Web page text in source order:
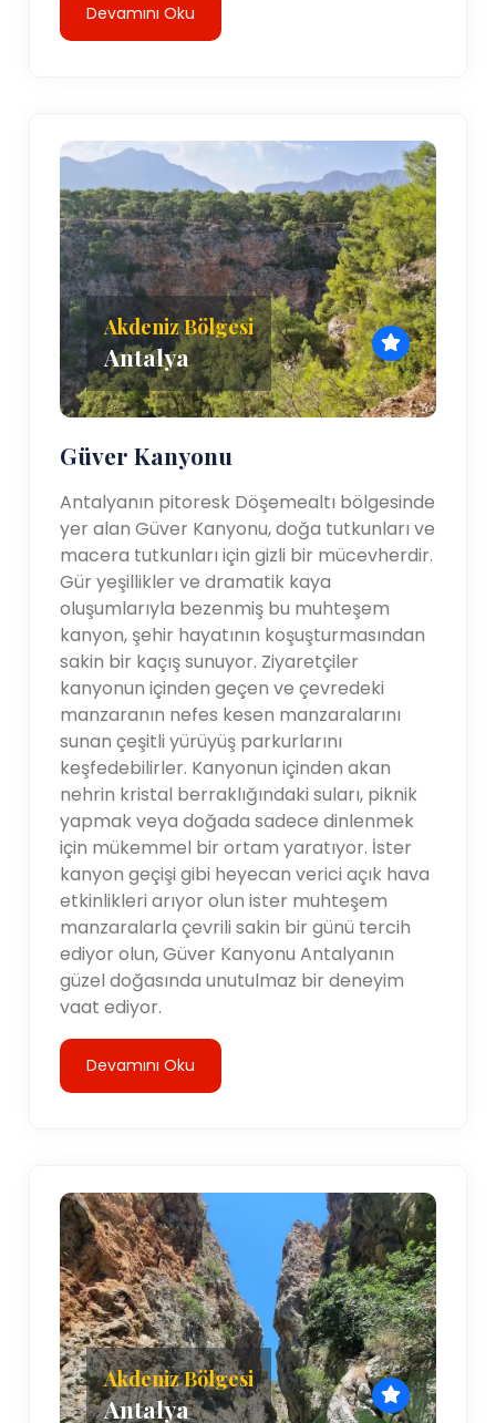
Devamını Oku
Akdeniz Bölgesi
Antalya
Güver Kanyonu
Antalyanın pitoresk Döşemealtı bölgesinde
yer alan Güver Kanyonu, doğa tutkunları ve
macera tutkunları için gizli bir mücevherdir.
Gür yeşillikler ve dramatik kaya
oluşumlarıyla bezenmiş bu muhteşem
kanyon, şehir hayatının koşuşturmasından
sakin bir kaçış sunuyor. Ziyaretçiler
kanyonun içinden geçen ve çevredeki
manzaranın nefes kesen manzaralarını
sunan çeşitli yürüyüş parkurlarını
keşfedebilirler. Kanyonun içinden akan
nehrin kristal berraklığındaki suları, piknik
yapmak veya doğada sadece dinlenmek
için mükemmel bir ortam yaratıyor. İster
kanyon geçişi gibi heyecan verici açık hava
etkinlikleri arıyor olun ister muhteşem
manzaralarla çevrili sakin bir günü tercih
ediyor olun, Güver Kanyonu Antalyanın
güzel doğasında unutulmaz bir deneyim
vaat ediyor.
Devamını Oku
Akdeniz Bölgesi
Antalya